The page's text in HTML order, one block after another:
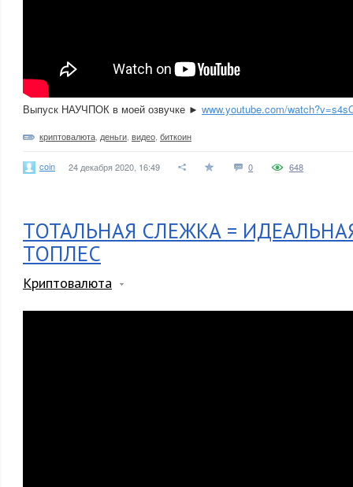
Выпуск НАУЧПОК в моей озвучке ► www.youtube.com/
криптовалюта деньги видео биткоин
coin 24 декабря 2020, 16:49 0 648
ТОТАЛЬНАЯ СЛЕЖКА =
ТОПЛЕС
Криптовалюта